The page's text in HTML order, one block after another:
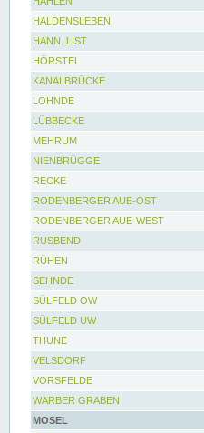
HALDENSLEBEN
HANN. LIST
HÖRSTEL
KANALBRÜCKE
LOHNDE
LÜBBECKE
MEHRUM
NIENBRÜGGE
RECKE
RODENBERGER AUE-OST
RODENBERGER AUE-WEST
RUSBEND
RÜHEN
SEHNDE
SÜLFELD OW
SÜLFELD UW
THUNE
VELSDORF
VORSFELDE
WARBER GRABEN
MOSEL